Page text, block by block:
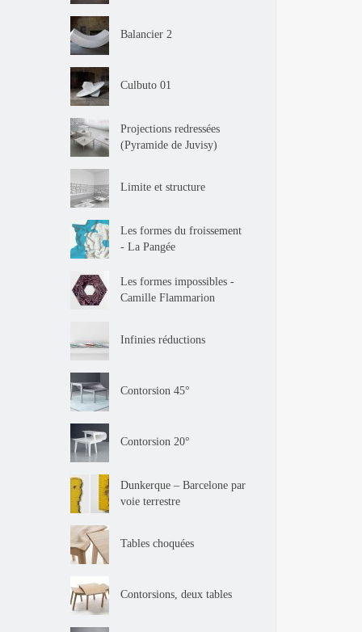
Balancier 2
Culbuto 01
Projections redressées
(Pyramide de Juvisy)
Limite et structure
Les formes du froissement
- La Pangée
Les formes impossibles -
Camille Flammarion
Infinies réductions
Contorsion 45°
Contorsion 20°
Dunkerque – Barcelone par
voie terrestre
Tables choquées
Contorsions, deux tables